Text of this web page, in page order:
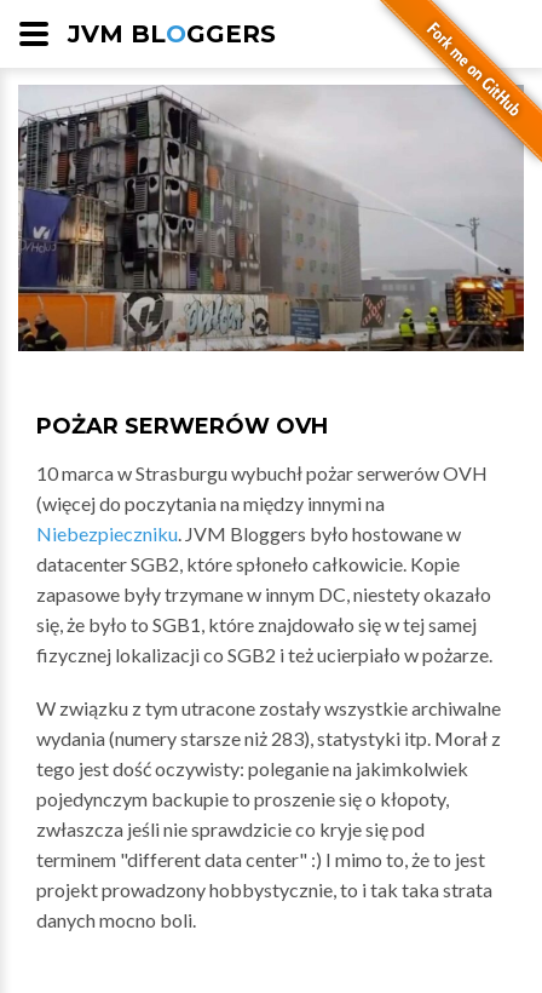
JVM BLOGGERS
POŻAR SERWERÓW OVH
10 marca w Strasburgu wybuchł pożar serwerów OVH
(więcej do poczytania na między innymi na
Niebezpieczniku. JVM Bloggers było hostowane w
datacenter SGB2, które spłoneło całkowicie. Kopie
zapasowe były trzymane w innym DC, niestety okazało
się, że było to SGB1, które znajdowało się w tej samej
fizycznej lokalizacji co SGB2 i też ucierpiało w pożarze.
W związku z tym utracone zostały wszystkie archiwalne
wydania (numery starsze niż 283), statystyki itp. Morał z
tego jest dość oczywisty: poleganie na jakimkolwiek
pojedynczym backupie to proszenie się o kłopoty,
zwłaszcza jeśli nie sprawdzicie co kryje się pod
terminem "different data center" :) I mimo to, że to jest
projekt prowadzony hobbystycznie, to i tak taka strata
danych mocno boli.